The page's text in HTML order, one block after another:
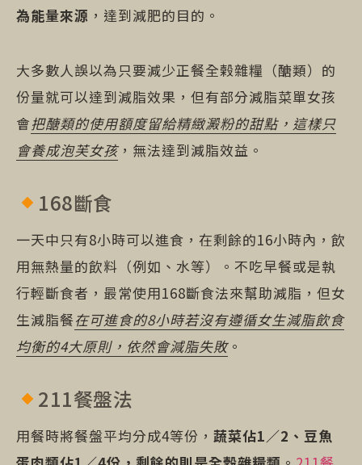
為能量來源 ，達到減肥的目的。
大多數人誤以為只要減少正餐全榖雜糧（醣類）的
份量就可以達到減脂效果，但有部分減脂菜單女孩
會把醣類的使用額度留給精緻澱粉的甜點，這樣只
會養成泡芙女孩，無法達到減脂效益。
168斷食
一天中只有8小時可以進食，在剩餘的16小時內，飲
用無熱量的飲料（例如、水等）。不吃早餐或是執
行輕斷食者，最常使用168斷食法來幫助減脂，但女
生減脂餐在可進食的8小時若沒有遵循女生減脂飲食
均衡的4大原則，依然會減脂失敗。
211餐盤法
用餐時將餐盤平均分成4等份， 蔬菜佔1／2、豆魚